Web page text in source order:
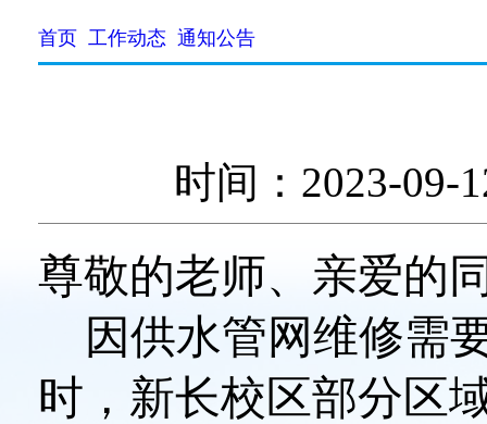
首页 工作动态 通知公告
时间：2023-
尊敬的老师、亲爱的
因供水管网维修需
时，新长校区部分区